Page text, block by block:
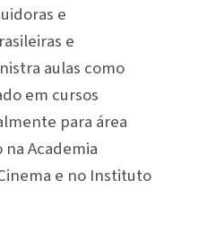
e
e
aulas como
em cursos
para área
Academia
e no Instituto